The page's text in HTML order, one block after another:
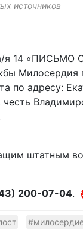
источников
а/я 14 «ПИСЬМО
Милосердия
по адресу:
честь
штатным
200-07-04.